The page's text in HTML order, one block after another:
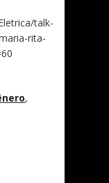
talk-
rita-
,